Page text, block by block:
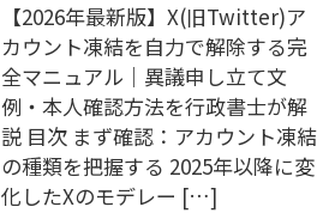
【2026年最新版】X(旧Twitter)ア
カウント凍結を自力で解除する完
全マニュアル｜異議申し立て文
例・本人確認方法を行政書士が解
説 目次 まず確認：アカウント凍結
の種類を把握する 2025年以降に変
化したXのモデレー […]